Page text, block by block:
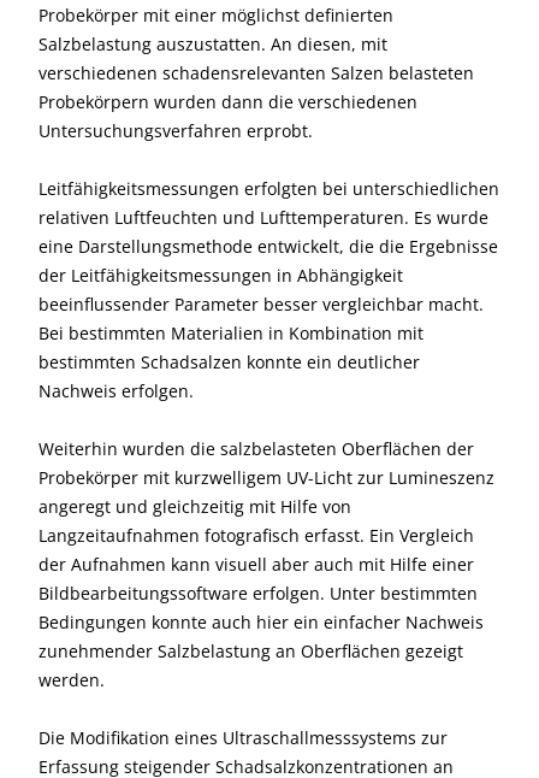
Probekörper mit einer möglichst definierten
Salzbelastung auszustatten. An diesen, mit
verschiedenen schadensrelevanten Salzen belasteten
Probekörpern wurden dann die verschiedenen
Untersuchungsverfahren erprobt.
Leitfähigkeitsmessungen erfolgten bei unterschiedlichen
relativen Luftfeuchten und Lufttemperaturen. Es wurde
eine Darstellungsmethode entwickelt, die die Ergebnisse
der Leitfähigkeitsmessungen in Abhängigkeit
beeinflussender Parameter besser vergleichbar macht.
Bei bestimmten Materialien in Kombination mit
bestimmten Schadsalzen konnte ein deutlicher
Nachweis erfolgen.
Weiterhin wurden die salzbelasteten Oberflächen der
Probekörper mit kurzwelligem UV-Licht zur Lumineszenz
angeregt und gleichzeitig mit Hilfe von
Langzeitaufnahmen fotografisch erfasst. Ein Vergleich
der Aufnahmen kann visuell aber auch mit Hilfe einer
Bildbearbeitungssoftware erfolgen. Unter bestimmten
Bedingungen konnte auch hier ein einfacher Nachweis
zunehmender Salzbelastung an Oberflächen gezeigt
werden.
Die Modifikation eines Ultraschallmesssystems zur
Erfassung steigender Schadsalzkonzentrationen an